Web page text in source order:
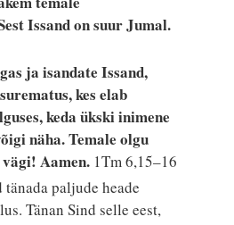
Issand on suur Jumal.
ja isandate Issand,
kes elab
keda ükski inimene
näha. Temale olgu
Aamen. 1Tm 6,15–16
tänada paljude heade
Tänan Sind selle eest,